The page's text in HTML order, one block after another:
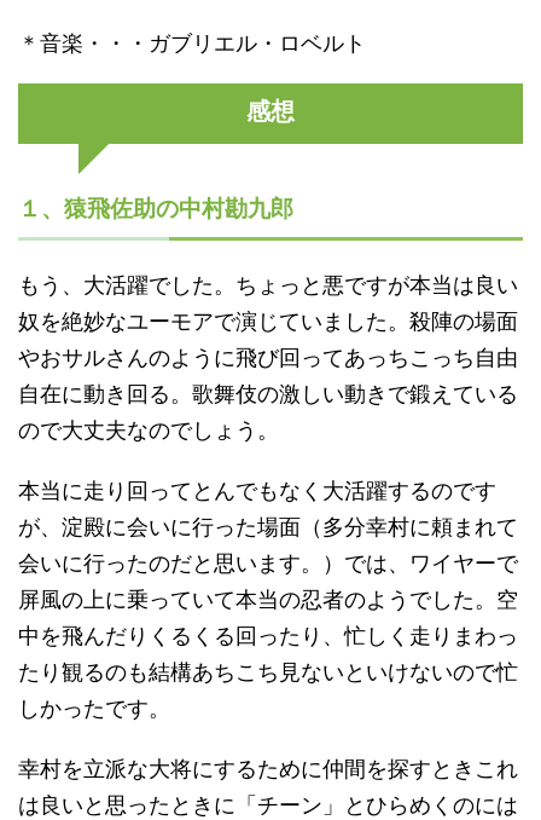
＊音楽・・・ガブリエル・ロベルト
感想
１、猿飛佐助の中村勘九郎
もう、大活躍でした。ちょっと悪ですが本当は良い
奴を絶妙なユーモアで演じていました。殺陣の場面
やおサルさんのように飛び回ってあっちこっち自由
自在に動き回る。歌舞伎の激しい動きで鍛えている
ので大丈夫なのでしょう。
本当に走り回ってとんでもなく大活躍するのです
が、淀殿に会いに行った場面（多分幸村に頼まれて
会いに行ったのだと思います。）では、ワイヤーで
屏風の上に乗っていて本当の忍者のようでした。空
中を飛んだりくるくる回ったり、忙しく走りまわっ
たり観るのも結構あちこち見ないといけないので忙
しかったです。
幸村を立派な大将にするために仲間を探すときこれ
は良いと思ったときに「チーン」とひらめくのには